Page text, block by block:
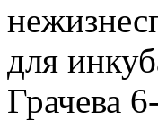
для
Грачева